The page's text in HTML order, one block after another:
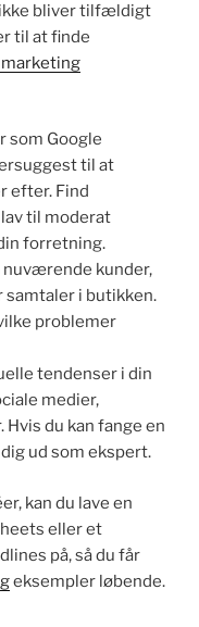
ikke bliver tilfældigt
til at finde
som Google
til at
efter. Find
til moderat
forretning.
kunder,
samtaler i butikken.
problemer
tendenser i din
medier,
du kan fange en
ud som ekspert.
kan du lave en
eller et
på, så du får
eksempler løbende.